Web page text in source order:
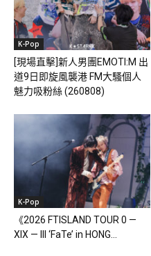
K-Pop
[現場直擊]新人男團EMOTI:M 出
道9日即旋風襲港 FM大騷個人
魅力吸粉絲 (260808)
K-Pop
《2026 FTISLAND TOUR 0 —
XIX — III ‘FaTe’ in HONG...